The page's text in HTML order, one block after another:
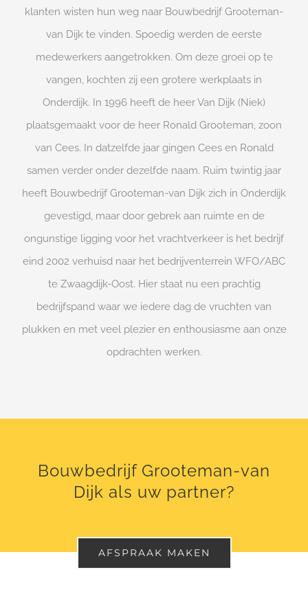
klanten wisten hun weg naar Bouwbedrijf Grooteman-
van Dijk te vinden. Spoedig werden de eerste
medewerkers aangetrokken. Om deze groei op te
vangen, kochten zij een grotere werkplaats in
Onderdijk. In 1996 heeft de heer Van Dijk (Niek)
plaatsgemaakt voor de heer Ronald Grooteman, zoon
van Cees. In datzelfde jaar gingen Cees en Ronald
samen verder onder dezelfde naam. Ruim twintig jaar
heeft Bouwbedrijf Grooteman-van Dijk zich in Onderdijk
gevestigd, maar door gebrek aan ruimte en de
ongunstige ligging voor het vrachtverkeer is het bedrijf
eind 2002 verhuisd naar het bedrijventerrein WFO/ABC
te Zwaagdijk-Oost. Hier staat nu een prachtig
bedrijfspand waar we iedere dag de vruchten van
plukken en met veel plezier en enthousiasme aan onze
opdrachten werken.
Bouwbedrijf Grooteman-van
Dijk als uw partner?
AFSPRAAK MAKEN